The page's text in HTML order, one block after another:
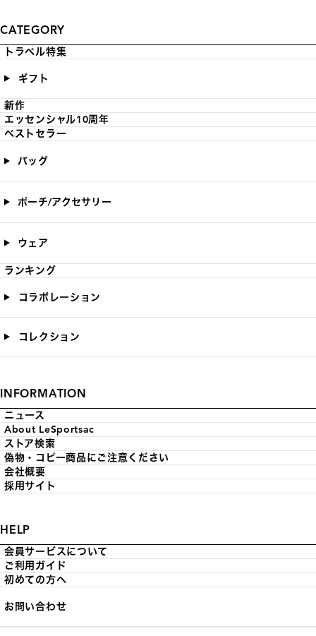
CATEGORY
トラベル特集
ギフト
新作
エッセンシャル10周年
ベストセラー
バッグ
ポーチ/アクセサリー
ウェア
ランキング
コラボレーション
コレクション
INFORMATION
ニュース
About LeSportsac
ストア検索
偽物・コピー商品にご注意ください
会社概要
採用サイト
HELP
会員サービスについて
ご利用ガイド
初めての方へ
お問い合わせ